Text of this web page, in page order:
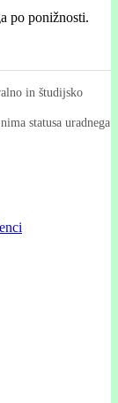
po ponižnosti.
in študijsko
statusa uradnega